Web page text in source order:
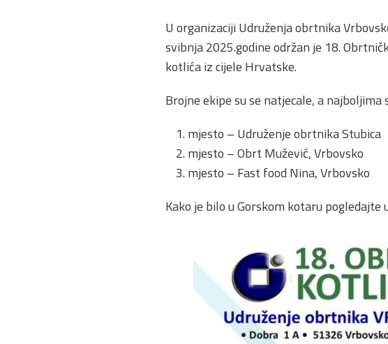
U organizaciji Udruženja obrtnika
svibnja 2025.godine održan je 18.
kotlića iz cijele Hrvatske.
Brojne ekipe su se natjecale, a najboljima
mjesto – Udruženje obrtnika Stubica
mjesto – Obrt Mužević, Vrbovsko
mjesto – Fast food Nina, Vrbovsko
Kako je bilo u Gorskom kotaru